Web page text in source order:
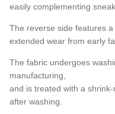
easily complementing
The reverse side features
extended wear from early
The fabric undergoes
manufacturing,
and is treated with a
after washing.